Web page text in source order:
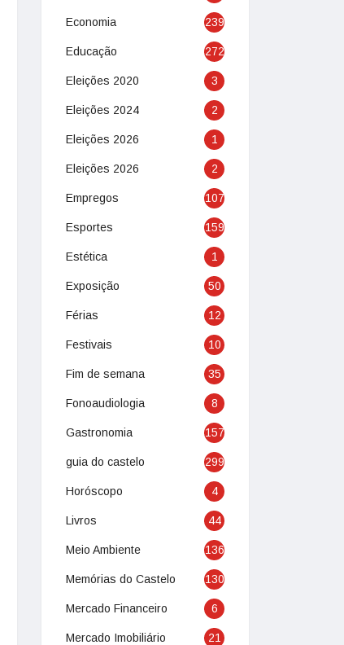
Economia 239
Educação 272
Eleições 2020 3
Eleições 2024 2
Eleições 2026 1
Eleições 2026 2
Empregos 107
Esportes 159
Estética 1
Exposição 50
Férias 12
Festivais 10
Fim de semana 35
Fonoaudiologia 8
Gastronomia 157
guia do castelo 299
Horóscopo 4
Livros 44
Meio Ambiente 136
Memórias do Castelo 130
Mercado Financeiro 6
Mercado Imobiliário 21